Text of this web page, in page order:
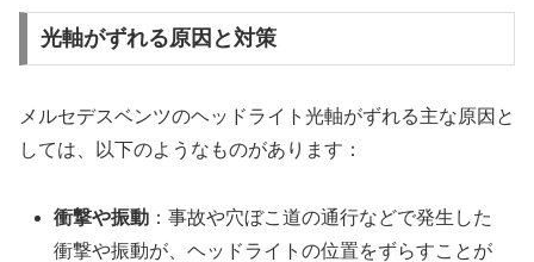
光軸がずれる原因と対策
メルセデスベンツのヘッドライト光軸がずれる主な原因と
しては、以下のようなものがあります：
衝撃や振動 ：事故や穴ぼこ道の通行などで発生した
衝撃や振動が、ヘッドライトの位置をずらすことが